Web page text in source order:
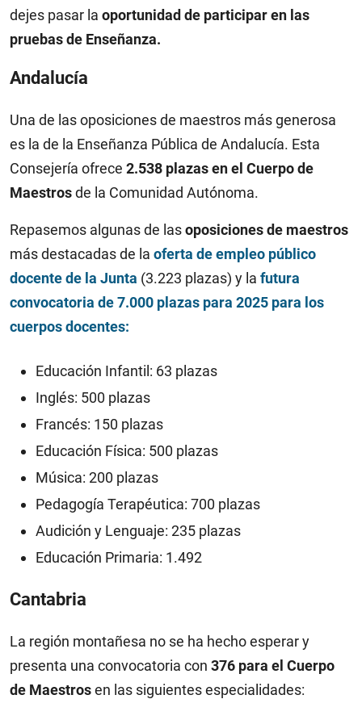
dejes pasar la oportunidad de participar en las
pruebas de Enseñanza.
Andalucía
Una de las oposiciones de maestros más generosa
es la de la Enseñanza Pública de Andalucía. Esta
Consejería ofrece 2.538 plazas en el Cuerpo de
Maestrosde la Comunidad Autónoma.
Repasemos algunas de lasoposiciones de maestros
más destacadas de la oferta de empleo público
docente de la Junta (3.223 plazas) y la futura
convocatoria de 7.000 plazas para 2025 para los
cuerpos docentes:
Educación Infantil: 63 plazas
Inglés: 500 plazas
Francés: 150 plazas
Educación Física: 500 plazas
Música: 200 plazas
Pedagogía Terapéutica: 700 plazas
Audición y Lenguaje: 235 plazas
Educación Primaria: 1.492
Cantabria
La región montañesa no se ha hecho esperar y
presenta una convocatoria con 376 para el Cuerpo
de Maestrosen las siguientes especialidades: